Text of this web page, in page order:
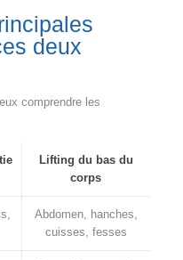
deux
comprendre les
Lifting du bas du
corps
Abdomen, hanches,
cuisses, fesses